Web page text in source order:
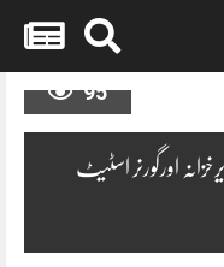
95
اورگورنر اسٹیٹ